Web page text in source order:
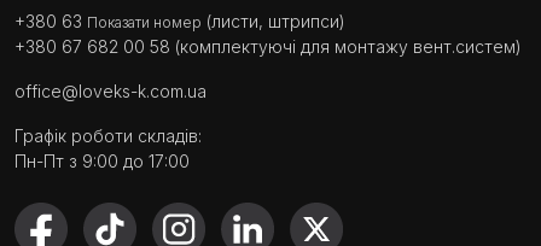
+380 63 Показати номер (листи, штрипси)
+380 67 682 00 58 (комплектуючі для монтажу вент.систем)
office@loveks-k.com.ua
Графік роботи складів:
Пн-Пт з 9:00 до 17:00